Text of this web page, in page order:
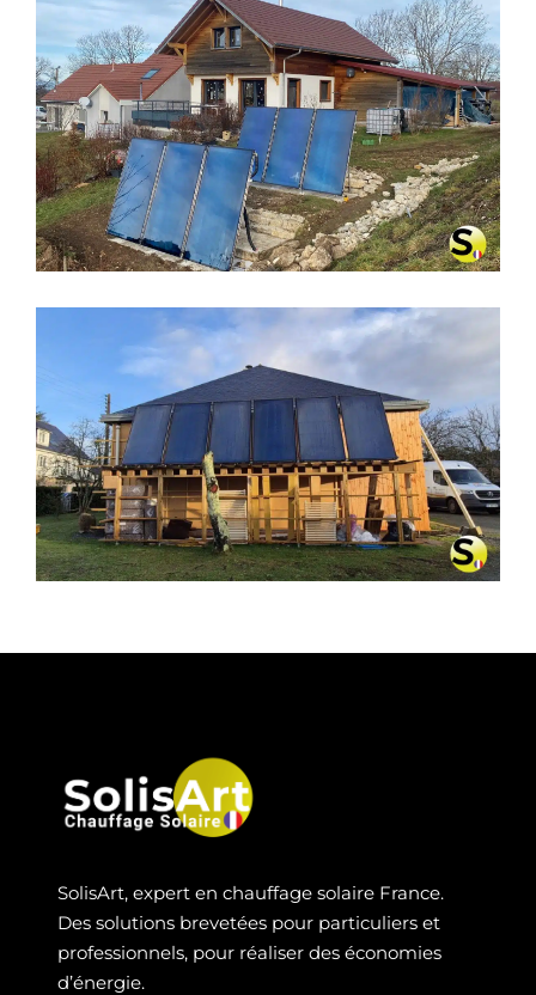
CHAUFFAGE SOLAIRE SOLISART À
LA LATETTE (39250)
CHAUFFAGE SOLAIRE SOLISART À
PLESSÉ
SolisArt, expert en chauffage solaire France.
Des solutions brevetées pour particuliers et
professionnels, pour réaliser des économies
d’énergie.